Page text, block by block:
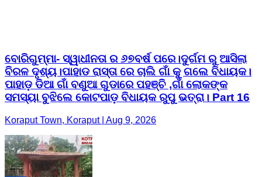
ବୋରିଗୁମ୍ମା- ସ୍ୱାଧୀନତା ର ୬୭ବର୍ଷ ପରେ।ଦୁର୍ଗମ ରୁ ଆସିଲା
ବିରଳ ଦୃଶ୍ୟ।ପାହାଡ ରାସ୍ତା ରେ ଚାଲି ଗାଁ କୁ ଗଲେ ବିଧାୟକ।
ପାହାଡ଼ ଡିଆ ଗାଁ ବଣୁଆ ଗୁଡାରେ ପହଞ୍ଚି ,ଗାଁ ଲୋକଙ୍କ
ସମସ୍ୟା ବୁଝିଲେ କୋଟପାଡ଼ ବିଧାୟକ ରୁପୁ ଭତ୍ରା। Part 16
Koraput Town, Koraput | Aug 9, 2026